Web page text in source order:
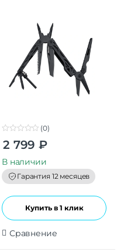
o
t
o
f
5
(0)
2 799 ₽
В наличии
Гарантия 12 месяцев
Купить в 1 клик
Сравнение